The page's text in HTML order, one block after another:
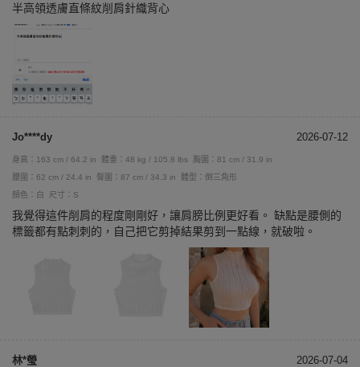
半高領透膚直條紋削肩針織背心
Jo****dy 2026-07-12
身高：163 cm / 64.2 in 體重：48 kg / 105.8 lbs
胸圍：81 cm / 31.9 in
腰圍：62 cm / 24.4 in
臀圍：87 cm / 34.3 in
體型：倒三角形
顏色：白
尺寸：S
我覺得這件削肩的程度剛剛好，讓肩膀比例更好看。 缺點是腰側的
標籤都有點刺刺的，自己把它剪掉結果剪到一點線，就破啦。
林*瑩 2026-07-04